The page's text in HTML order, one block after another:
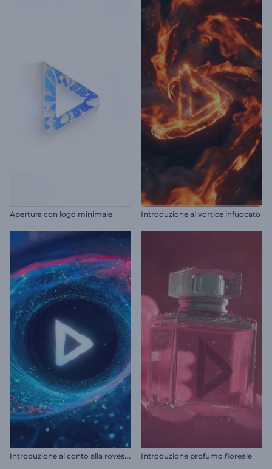
Apertura con logo minimale Introduzione al vortice infuocato
I
ntroduzione al conto alla rovescia del tunnel cosmico Introduzione profumo floreale